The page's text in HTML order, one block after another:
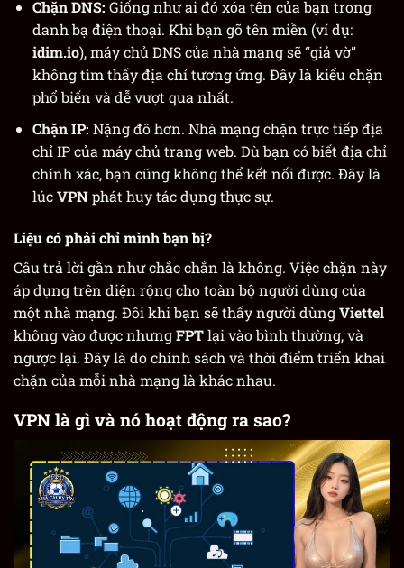
Chặn DNS: Giống như ai đó xóa tên của bạn trong
danh bạ điện thoại. Khi bạn gõ tên miền (ví dụ:
idim.io), máy chủ DNS của nhà mạng sẽ “giả vờ”
không tìm thấy địa chỉ tương ứng. Đây là kiểu chặn
phổ biến và dễ vượt qua nhất.
Chặn IP: Nặng đô hơn. Nhà mạng chặn trực tiếp địa
chỉ IP của máy chủ trang web. Dù bạn có biết địa chỉ
chính xác, bạn cũng không thể kết nối được. Đây là
lúcVPNphát huy tác dụng thực sự.
Liệu có phải chỉ mình bạn bị?
Câu trả lời gần như chắc chắn là không. Việc chặn này
áp dụng trên diện rộng cho toàn bộ người dùng của
một nhà mạng. Đôi khi bạn sẽ thấy người dùngViettel
không vào được nhưngFPTlại vào bình thường, và
ngược lại. Đây là do chính sách và thời điểm triển khai
chặn của mỗi nhà mạng là khác nhau.
VPN là gì và nó hoạt động ra sao?